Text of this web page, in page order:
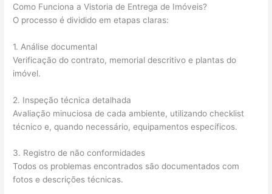
Como Funciona a Vistoria de Entrega de Imóveis?
O processo é dividido em etapas claras:
1. Análise documental
Verificação do contrato, memorial descritivo e plantas do
imóvel.
2. Inspeção técnica detalhada
Avaliação minuciosa de cada ambiente, utilizando checklist
técnico e, quando necessário, equipamentos específicos.
3. Registro de não conformidades
Todos os problemas encontrados são documentados com
fotos e descrições técnicas.